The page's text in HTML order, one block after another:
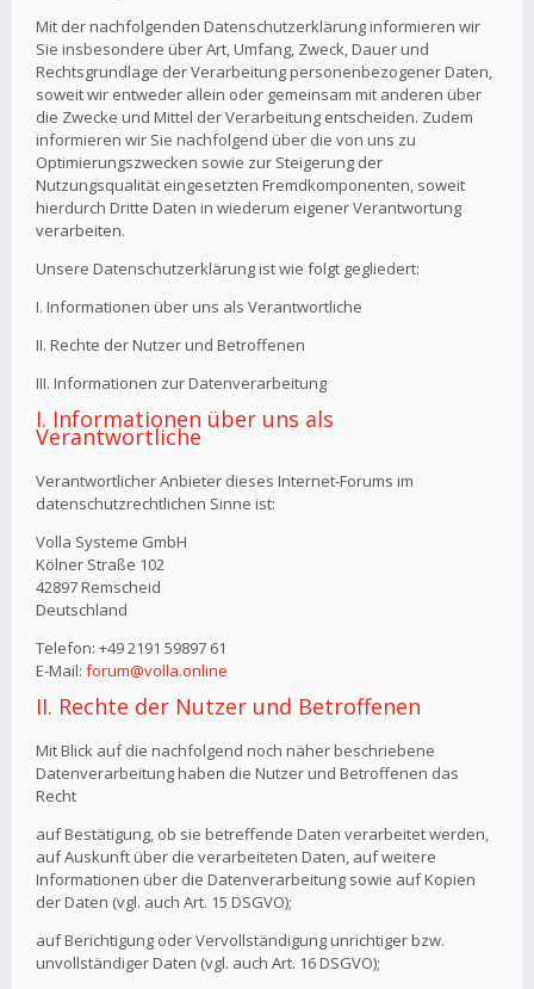
Mit der nachfolgenden Datenschutzerklärung informieren wir
Sie insbesondere über Art, Umfang, Zweck, Dauer und
Rechtsgrundlage der Verarbeitung personenbezogener Daten,
soweit wir entweder allein oder gemeinsam mit anderen über
die Zwecke und Mittel der Verarbeitung entscheiden. Zudem
informieren wir Sie nachfolgend über die von uns zu
Optimierungszwecken sowie zur Steigerung der
Nutzungsqualität eingesetzten Fremdkomponenten, soweit
hierdurch Dritte Daten in wiederum eigener Verantwortung
verarbeiten.
Unsere Datenschutzerklärung ist wie folgt gegliedert:
I. Informationen über uns als Verantwortliche
II. Rechte der Nutzer und Betroffenen
III. Informationen zur Datenverarbeitung
I. Informationen über uns als
Verantwortliche
Verantwortlicher Anbieter dieses Internet-Forums im
datenschutzrechtlichen Sinne ist:
Volla Systeme GmbH
Kölner Straße 102
42897 Remscheid
Deutschland
Telefon: +49 2191 59897 61
E-Mail: forum@volla.online
II. Rechte der Nutzer und Betroffenen
Mit Blick auf die nachfolgend noch näher beschriebene
Datenverarbeitung haben die Nutzer und Betroffenen das
Recht
auf Bestätigung, ob sie betreffende Daten verarbeitet werden,
auf Auskunft über die verarbeiteten Daten, auf weitere
Informationen über die Datenverarbeitung sowie auf Kopien
der Daten (vgl. auch Art. 15 DSGVO);
auf Berichtigung oder Vervollständigung unrichtiger bzw.
unvollständiger Daten (vgl. auch Art. 16 DSGVO);